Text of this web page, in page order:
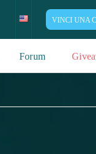
VINCI UNA
Forum